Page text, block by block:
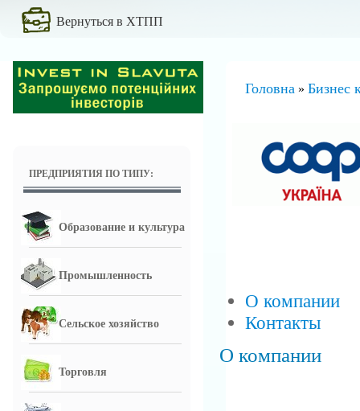
Вернуться в ХТПП
Головна » Бизнес
О компании
Контакты
О компании
ПРЕДПРИЯТИЯ ПО ТИПУ:
Образование и культура
Промышленность
Сельское хозяйство
Торговля